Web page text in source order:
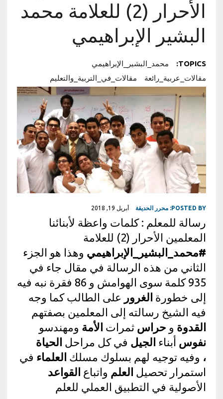
الأحرار (2) للعلامة محمد
البشير الإبراهيمي
TOPICS:
محمد_البشير_الإبراهيمي
مقالات_عربية_رائعة
مقالات_في_التربية_والتعليم
POSTED BY: محرر الحديقة أبريل 19, 2018
رسالة للمعلم : كلمات واعظة لأبنائنا
المعلمين الأحرار (2) للعلامة
#محمد_البشير_الإبراهيمي وهذا هو الجزء
الثاني من هذه الرسالة في مقال جاء في
935 كلمة سوى الهوامش و 86 فقرة نبه فيه
إلى خطورة الغرور على الطالب كما وجه
فيه الشيخ رسالته إلى المعلمين بصفتهم
القدوة و حراس ثمرات الأمة ومهندسو
نفوس أبناء الجيل في كل مراحل الحياة
، وفيه توجيه لهم بسلوك مسلك العلماء في
استمرار تحصيل العلم واتباع القواعد
الأصولية في التطبيق العملي للعلم